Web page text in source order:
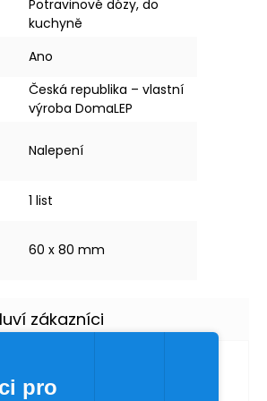
Potravinové dózy, do
kuchyně
Ano
Česká republika – vlastní
výroba DomaLEP
Nalepení
1 list
60 x 80 mm
pro